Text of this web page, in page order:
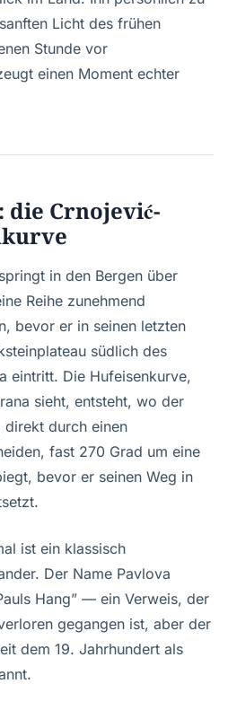
Licht des frühen
Stunde vor
einen Moment echter
die Crnojević-
in den Bergen über
Reihe zunehmend
bevor er in seinen letzten
südlich des
eintritt. Die Hufeisenkurve,
sieht, entsteht, wo der
direkt durch einen
fast 270 Grad um eine
bevor er seinen Weg in
ist ein klassisch
Der Name Pavlova
Hang” — ein Verweis, der
gegangen ist, aber der
dem 19. Jahrhundert als